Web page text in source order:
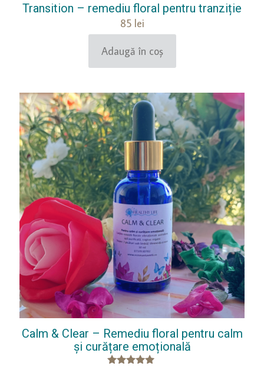
Transition – remediu floral pentru tranziție
85 lei
Adaugă în coș
Calm & Clear – Remediu floral pentru calm
și curățare emoțională